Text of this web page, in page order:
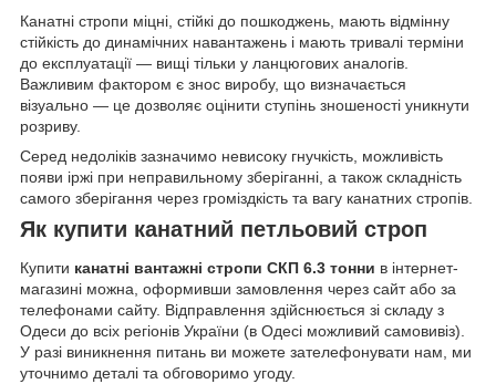
Канатні стропи міцні, стійкі до пошкоджень, мають відмінну
стійкість до динамічних навантажень і мають тривалі терміни
до експлуатації — вищі тільки у ланцюгових аналогів.
Важливим фактором є знос виробу, що визначається
візуально — це дозволяє оцінити ступінь зношеності уникнути
розриву.
Серед недоліків зазначимо невисоку гнучкість, можливість
появи іржі при неправильному зберіганні, а також складність
самого зберігання через громіздкість та вагу канатних стропів.
Як купити канатний петльовий строп
Купити канатні вантажні стропи СКП 6.3 тонни в інтернет-
магазині можна, оформивши замовлення через сайт або за
телефонами сайту. Відправлення здійснюється зі складу з
Одеси до всіх регіонів України (в Одесі можливий самовивіз).
У разі виникнення питань ви можете зателефонувати нам, ми
уточнимо деталі та обговоримо угоду.